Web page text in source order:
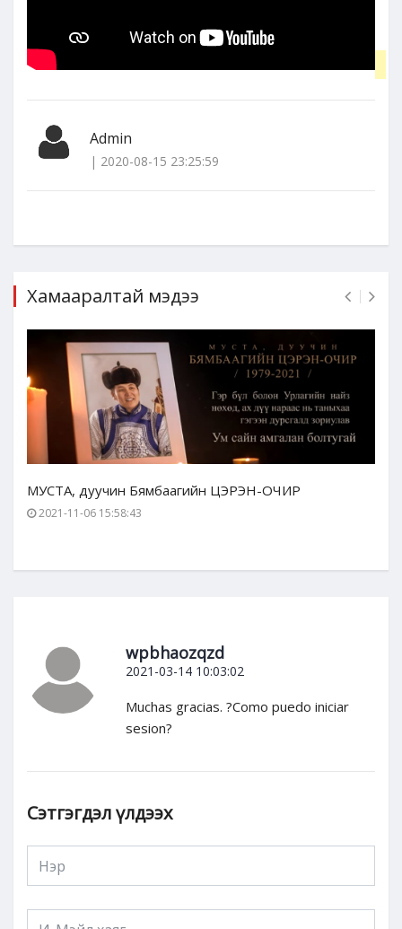
Admin
| 2020-08-15 23:25:59
Хамааралтай мэдээ
МУСТА, дуучин Бямбаагийн ЦЭРЭН-ОЧИР
2021-11-06 15:58:43
wpbhaozqzd
2021-03-14 10:03:02
Muchas gracias. ?Como puedo iniciar
sesion?
Сэтгэгдэл үлдээх